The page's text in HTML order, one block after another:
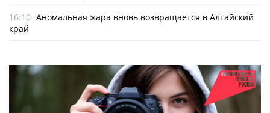
16:10 Аномальная жара вновь возвращается в Алтайский
край